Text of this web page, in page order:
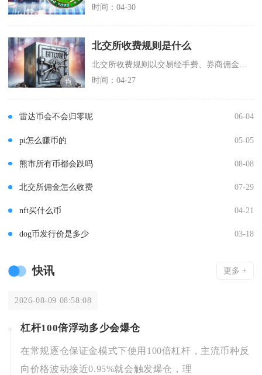
时间：04-30
北交所收费规则是什么
时间：04-27
雷达币会不会归零呢 06-04
pi怎么赚币的 05-05
熊市所有币都会跌吗 08-08
北交所佣金怎么收费 07-29
nft买什么币 04-21
dog币发行价是多少 03-18
快讯 更多 +
2026-08-09 08:58:08
杠杆100倍浮动多少会爆仓
在常规逐仓保证金模式下使用100倍杠杆，主流币种反
向价格波动接近0.95%就会触发爆仓，理